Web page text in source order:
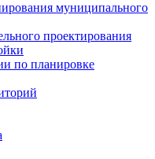
муниципального
проектирования
по планировке